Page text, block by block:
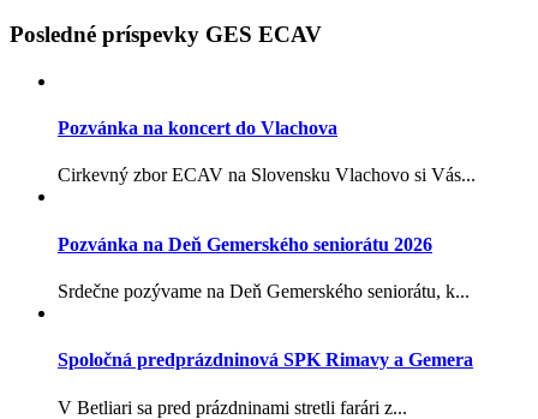
Posledné príspevky GES ECAV
Pozvánka na koncert do Vlachova
Cirkevný zbor ECAV na Slovensku Vlachovo si Vás...
Pozvánka na Deň Gemerského seniorátu 2026
Srdečne pozývame na Deň Gemerského seniorátu, k...
Spoločná predprázdninová SPK Rimavy a Gemera
V Betliari sa pred prázdninami stretli farári z...